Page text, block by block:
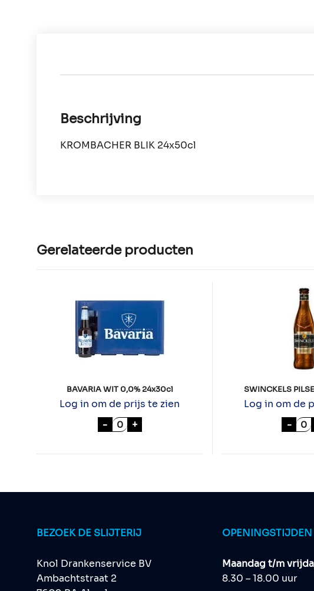
Beschrijving
KROMBACHER BLIK 24x50cl
Gerelateerde producten
BAVARIA WIT 0,0% 24x30cl
Log in om de prijs te zien
- BAVARIA WIT 0,0% 24x30cl aantal
+
SWINCKELS
Log in om de
-
BEZOEK DE SLIJTERIJ
Knol Drankenservice BV
Ambachtstraat 2
OPENINGSTIJDEN
Maandag t/m
8.30 – 18.00 uur